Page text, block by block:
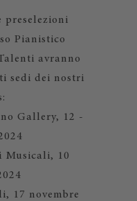
Pianistico
avranno
sedi dei nostri
Gallery, 12 -
Musicali, 10
17 novembre